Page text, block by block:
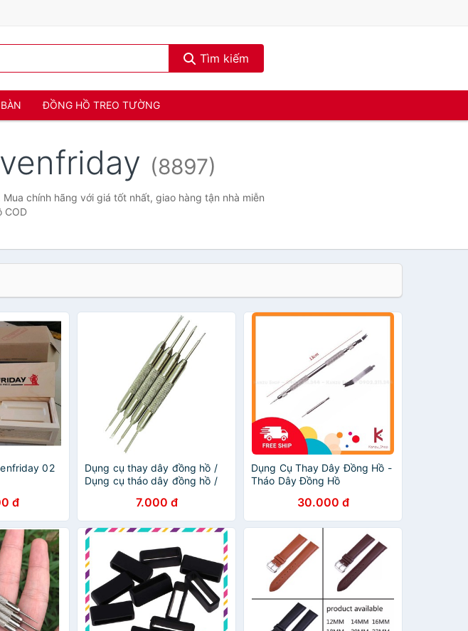
Tìm kiếm
ĐỒNG HỒ TREO TƯỜNG
(8897)
chính hãng với giá tốt nhất, giao hàng tận nhà miễn
COD
02
đ
Dụng cụ thay dây đồng hồ /
Dụng cụ tháo dây đồng hồ /
7.000 đ
Dụng Cụ Thay Dây Đồng Hồ -
Tháo Dây Đồng Hồ
30.000 đ